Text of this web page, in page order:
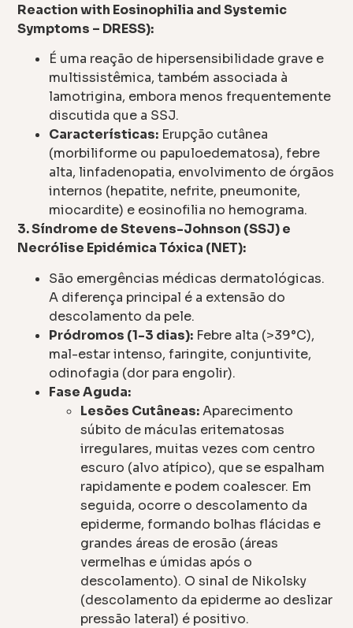
Reaction with Eosinophilia and Systemic
Symptoms – DRESS):
É uma reação de hipersensibilidade grave e
multissistêmica, também associada à
lamotrigina, embora menos frequentemente
discutida que a SSJ.
Características: Erupção cutânea
(morbiliforme ou papuloedematosa), febre
alta, linfadenopatia, envolvimento de órgãos
internos (hepatite, nefrite, pneumonite,
miocardite) e eosinofilia no hemograma.
3. Síndrome de Stevens-Johnson (SSJ) e
Necrólise Epidémica Tóxica (NET):
São emergências médicas dermatológicas.
A diferença principal é a extensão do
descolamento da pele.
Pródromos (1-3 dias): Febre alta (>39°C),
mal-estar intenso, faringite, conjuntivite,
odinofagia (dor para engolir).
Fase Aguda:
Lesões Cutâneas:Aparecimento
súbito de máculas eritematosas
irregulares, muitas vezes com centro
escuro (alvo atípico), que se espalham
rapidamente e podem coalescer. Em
seguida, ocorre o descolamento da
epiderme, formando bolhas flácidas e
grandes áreas de erosão (áreas
vermelhas e úmidas após o
descolamento). O sinal de Nikolsky
(descolamento da epiderme ao deslizar
pressão lateral) é positivo.